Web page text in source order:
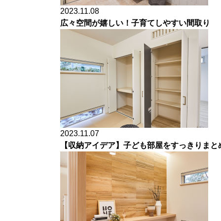
2023.11.08
広々空間が嬉しい！子育てしやすい間取り
2023.11.07
【収納アイデア】子ども部屋をすっきりま